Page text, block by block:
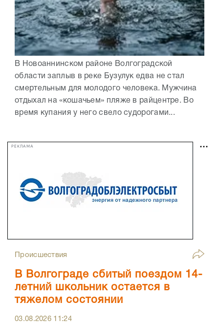
В Новоаннинском районе Волгоградской
области заплыв в реке Бузулук едва не стал
смертельным для молодого человека. Мужчина
отдыхал на «кошачьем» пляже в райцентре. Во
время купания у него свело судорогами...
РЕКЛАМА
Происшествия
В Волгограде сбитый поездом 14-
летний школьник остается в
тяжелом состоянии
03.08.2026 11:24